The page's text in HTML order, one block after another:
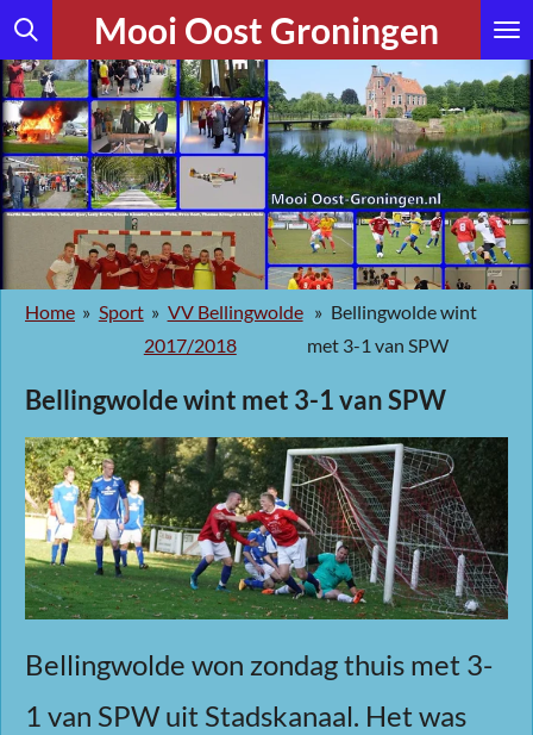
Ga
direct
naar
de
hoofdinhoud
Mooi Oost Groningen
Home » Sport » VV Bellingwolde
2017/2018
» Bellingwolde wint
met 3-1 van SPW
Bellingwolde wint met 3-1 van SPW
Bellingwolde won zondag thuis met 3-
1 van SPW uit Stadskanaal. Het was